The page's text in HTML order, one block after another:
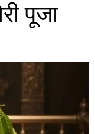
पूजा